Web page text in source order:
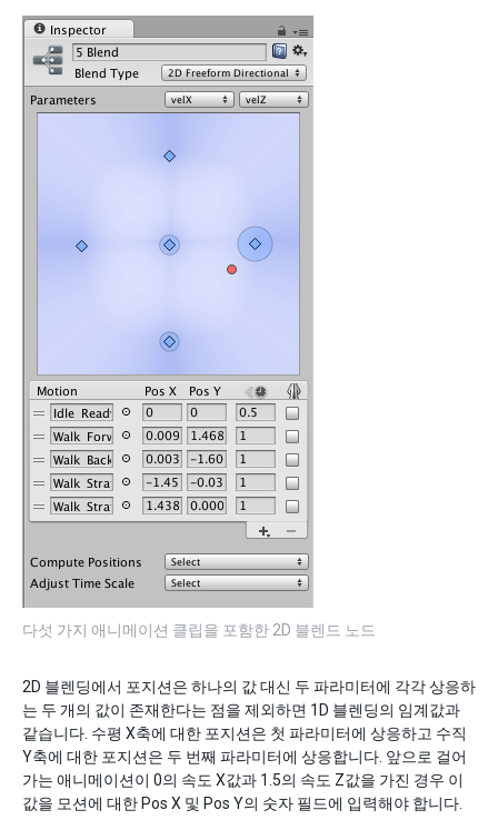
다섯 가지 애니메이션 클립을 포함한 2D 블렌드 노드
2D 블렌딩에서 포지션은 하나의 값 대신 두 파라미터에 각각 상응하
는 두 개의 값이 존재한다는 점을 제외하면 1D 블렌딩의 임계값과
같습니다. 수평 X축에 대한 포지션은 첫 파라미터에 상응하고 수직
Y축에 대한 포지션은 두 번째 파라미터에 상응합니다. 앞으로 걸어
가는 애니메이션이 0의 속도 X값과 1.5의 속도 Z값을 가진 경우 이
값을 모션에 대한 Pos X 및 Pos Y의 숫자 필드에 입력해야 합니다.